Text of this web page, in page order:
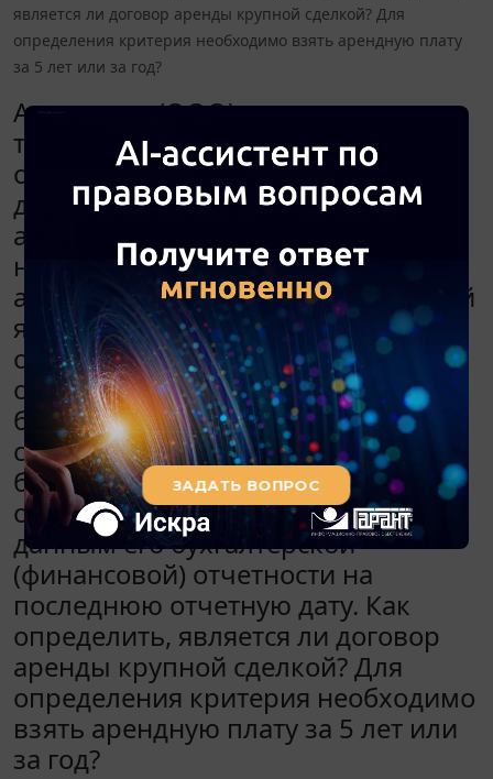
является ли договор аренды крупной сделкой? Для
определения критерия необходимо взять арендную плату
за 5 лет или за год?
Арендатор (ООО) осуществляет
торговую деятельность в качестве
одного из основных видов
деятельности. Недвижимость
арендуется с целью размещения в
ней объекта торговли. Договор
аренды заключен на 5 лет. Крупной
является сделка, связанная с
отчуждением или возможностью
отчуждения имущества, цена или
балансовая стоимость которого
составляет 25 и более процентов
балансовой стоимости активов
общества, определенной по
данным его бухгалтерской
(финансовой) отчетности на
последнюю отчетную дату. Как
определить, является ли договор
аренды крупной сделкой? Для
определения критерия необходимо
взять арендную плату за 5 лет или
за год?